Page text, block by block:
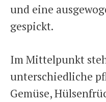
und eine
gespickt.
Im Mittelpunkt
unterschiedliche
Gemüse,